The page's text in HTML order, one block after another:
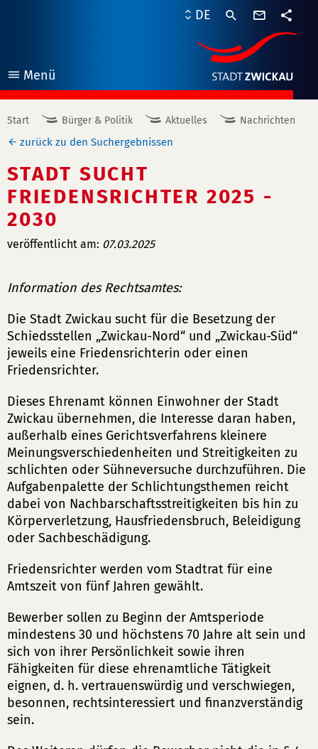
Menü
öffnen
DE
Start Bürger & Politik Aktuelles Nachrichten
zurück zu den Suchergebnissen
STADT SUCHT
FRIEDENSRICHTER 2025 -
2030
veröffentlicht am: 07.03.2025
Information des Rechtsamtes:
Die Stadt Zwickau sucht für die Besetzung der
Schiedsstellen „Zwickau-Nord“ und „Zwickau-Süd“
jeweils eine Friedensrichterin oder einen
Friedensrichter.
Dieses Ehrenamt können Einwohner der Stadt
Zwickau übernehmen, die Interesse daran haben,
außerhalb eines Gerichtsverfahrens kleinere
Meinungsverschiedenheiten und Streitigkeiten zu
schlichten oder Sühneversuche durchzuführen. Die
Aufgabenpalette der Schlichtungsthemen reicht
dabei von Nachbarschaftsstreitigkeiten bis hin zu
Körperverletzung, Hausfriedensbruch, Beleidigung
oder Sachbeschädigung.
Friedensrichter werden vom Stadtrat für eine
Amtszeit von fünf Jahren gewählt.
Bewerber sollen zu Beginn der Amtsperiode
mindestens 30 und höchstens 70 Jahre alt sein und
sich von ihrer Persönlichkeit sowie ihren
Fähigkeiten für diese ehrenamtliche Tätigkeit
eignen, d. h. vertrauenswürdig und verschwiegen,
besonnen, rechtsinteressiert und finanzverständig
sein.